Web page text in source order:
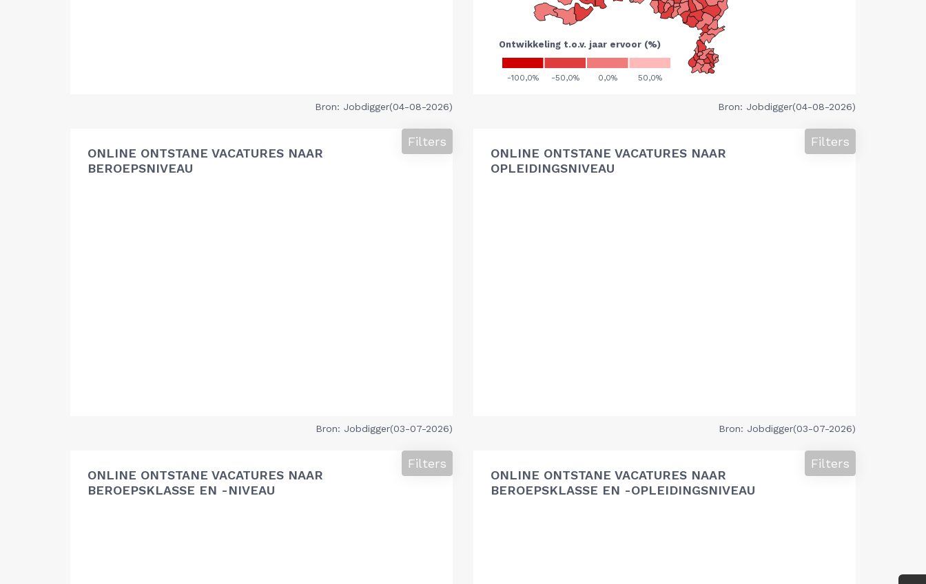
Bron: Jobdigger(04-08-2026) Bron: Jobdigger(04-08-2026)
ONLINE ONTSTANE VACATURES NAAR
BEROEPSNIVEAU
Filters
Bron: Jobdigger(03-07-2026)
ONLINE ONTSTANE VACATURES NAAR
OPLEIDINGSNIVEAU
Filters
Bron: Jobdigger(03-07-2026)
ONLINE ONTSTANE VACATURES NAAR
BEROEPSKLASSE EN -NIVEAU
Filters
ONLINE ONTSTANE VACATURES NAAR
BEROEPSKLASSE EN -OPLEIDINGSNIVEAU
Filters